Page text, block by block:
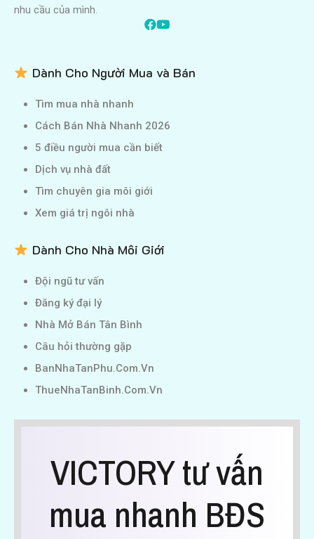
nhu cầu của mình.
Dành Cho Người Mua và Bán
Tìm mua nhà nhanh
Cách Bán Nhà Nhanh 2026
5 điều người mua cần biết
Dịch vụ nhà đất
Tìm chuyên gia môi giới
Xem giá trị ngôi nhà
Dành Cho Nhà Môi Giới
Đội ngũ tư vấn
Đăng ký đại lý
Nhà Mở Bán Tân Bình
Câu hỏi thường gặp
BanNhaTanPhu.Com.Vn
ThueNhaTanBinh.Com.Vn
VICTORY tư vấn
mua nhanh BĐS